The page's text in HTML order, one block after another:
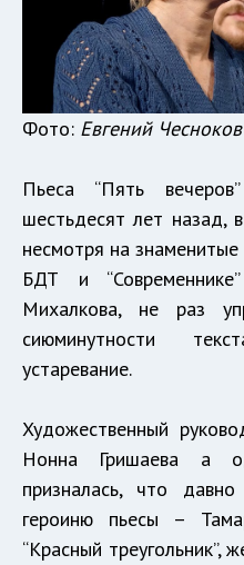
Фото: Евгений Чесноков
Пьеса “Пять
шестьдесят лет назад,
несмотря на
БДТ и
Михалкова, не раз
сиюминутности
устаревание.
Художественный
Нонна Гришаева а
призналась, что
героиню пьесы –
“Красный